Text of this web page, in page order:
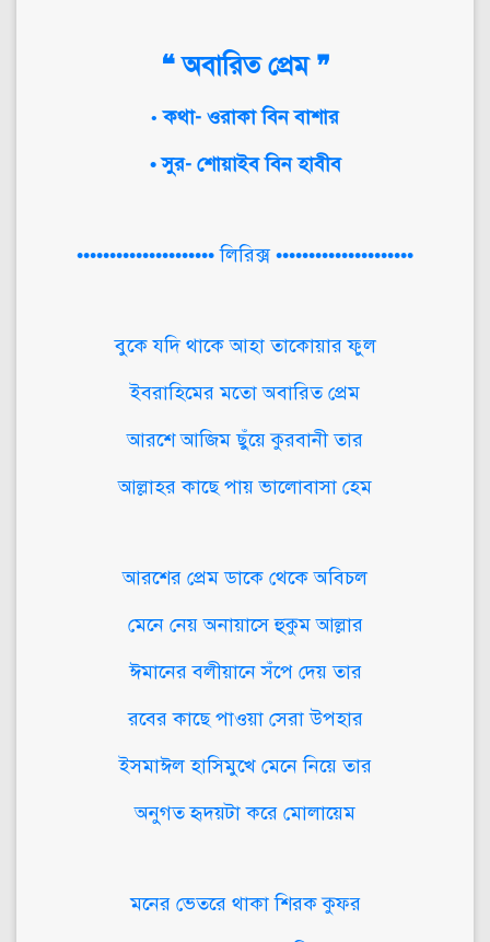
❝ অবারিত প্রেম ❞
• কথা- ওরাকা বিন বাশার
• সুর- শোয়াইব বিন হাবীব
••••••••••••••••••••• লিরিক্স •••••••••••••••••••••
বুকে যদি থাকে আহা তাকোয়ার ফুল
ইবরাহিমের মতো অবারিত প্রেম
আরশে আজিম ছুঁয়ে কুরবানী তার
আল্লাহর কাছে পায় ভালোবাসা হেম
আরশের প্রেম ডাকে থেকে অবিচল
মেনে নেয় অনায়াসে হুকুম আল্লার
ঈমানের বলীয়ানে সঁপে দেয় তার
রবের কাছে পাওয়া সেরা উপহার
ইসমাঈল হাসিমুখে মেনে নিয়ে তার
অনুগত হৃদয়টা করে মোলায়েম
মনের ভেতরে থাকা শিরক কুফর